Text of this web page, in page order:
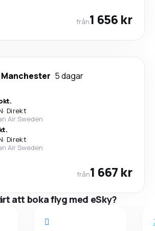
från1 656 kr
Manchester 5 dagar
· Direkt
Air Sweden
· Direkt
Air Sweden
från1 667 kr
att boka flyg med eSky?